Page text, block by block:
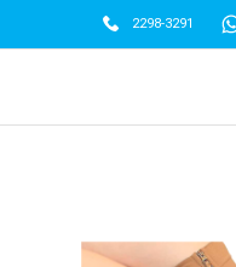
2298-3291